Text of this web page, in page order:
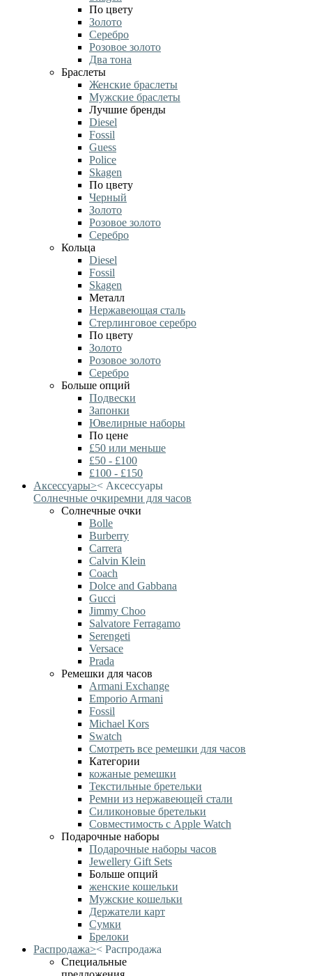
По цвету
Золото
Серебро
Розовое золото
Два тона
Браслеты
Женские браслеты
Мужские браслеты
Лучшие бренды
Diesel
Fossil
Guess
Police
Skagen
По цвету
Черный
Золото
Розовое золото
Серебро
Кольца
Diesel
Fossil
Skagen
Металл
Нержавеющая сталь
Стерлинговое серебро
По цвету
Золото
Розовое золото
Серебро
Больше опций
Подвески
Запонки
Ювелирные наборы
По цене
£50 или меньше
£50 - £100
£100 - £150
Аксессуары>< Аксессуары
Солнечные очкиремни для часов
Солнечные очки
Bolle
Burberry
Carrera
Calvin Klein
Coach
Dolce and Gabbana
Gucci
Jimmy Choo
Salvatore Ferragamo
Serengeti
Versace
Prada
Ремешки для часов
Armani Exchange
Emporio Armani
Fossil
Michael Kors
Swatch
Смотреть все ремешки для часов
Категории
кожаные ремешки
Текстильные бретельки
Ремни из нержавеющей стали
Силиконовые бретельки
Совместимость с Apple Watch
Подарочные наборы
Подарочные наборы часов
Jewellery Gift Sets
Больше опций
женские кошельки
Мужские кошельки
Держатели карт
Сумки
Брелоки
Распродажа>< Распродажа
Специальные